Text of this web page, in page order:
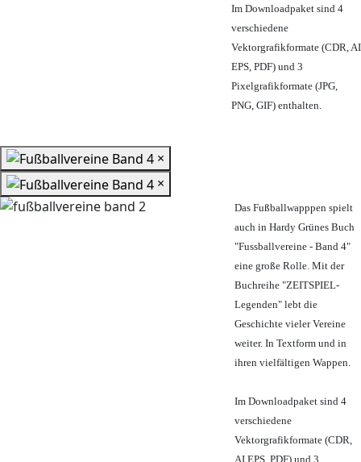
Im Downloadpaket sind 4
verschiedene
Vektorgrafikformate (CDR, AI
EPS, PDF) und 3
Pixelgrafikformate (JPG,
PNG, GIF) enthalten.
×
×
Das Fußballwapppen spielt
auch in Hardy Grünes Buch
"Fussballvereine - Band 4"
eine große Rolle. Mit der
Buchreihe "ZEITSPIEL-
Legenden" lebt die
Geschichte vieler Vereine
weiter. In Textform und in
ihren vielfältigen Wappen.
Im Downloadpaket sind 4
verschiedene
Vektorgrafikformate (CDR,
AI EPS, PDF) und 3